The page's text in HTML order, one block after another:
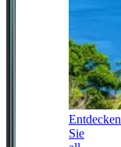
Entdecken
Sie